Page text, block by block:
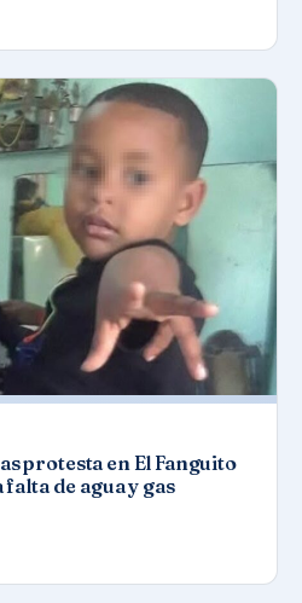
protesta en El Fanguito
de agua y gas